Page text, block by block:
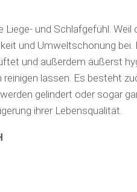
und Schlafgefühl. Weil
und Umweltscho­nung bei.
und außerdem äußerst
lassen. Es besteht
gelindert oder sogar
ihrer Lebensqualität.